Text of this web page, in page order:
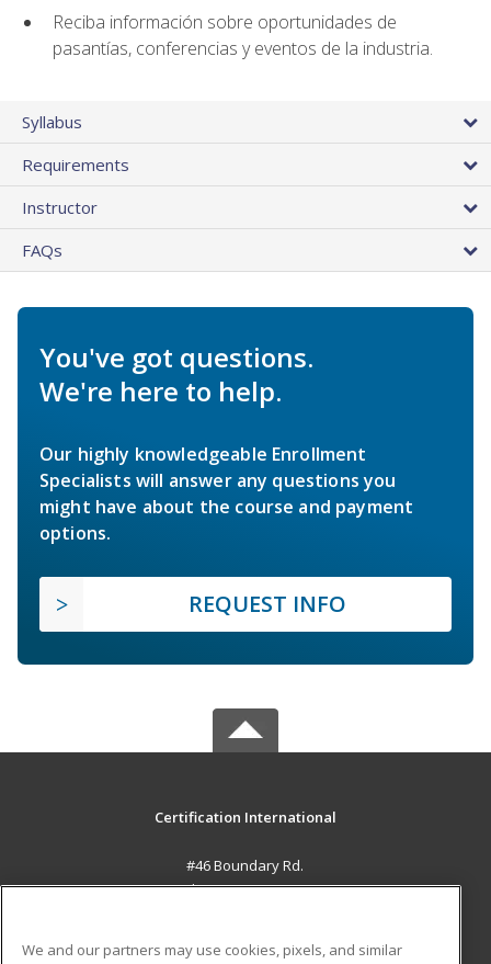
Reciba información sobre oportunidades de
pasantías, conferencias y eventos de la industria.
Syllabus
Requirements
Instructor
FAQs
You've got questions.
We're here to help.
Our highly knowledgeable Enrollment
Specialists will answer any questions you
might have about the course and payment
options.
REQUEST INFO
Certification International
#46 Boundary Rd.
El Socorro, 0000 TT
We and our partners may use cookies, pixels, and similar